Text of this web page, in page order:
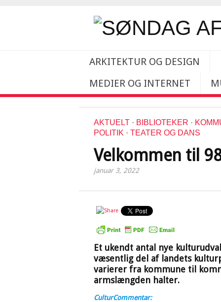
ARKITEKTUR OG DESIGN
MEDIER OG INTERNET
AKTUELT · BIBLIOTEKER ·
POLITIK · TEATER OG DANS
Velkommen til
januar 3, 2022
Et ukendt antal nye
væsentlig del af landets
varierer fra kommune til
armslængden halter.
CulturCommentar: